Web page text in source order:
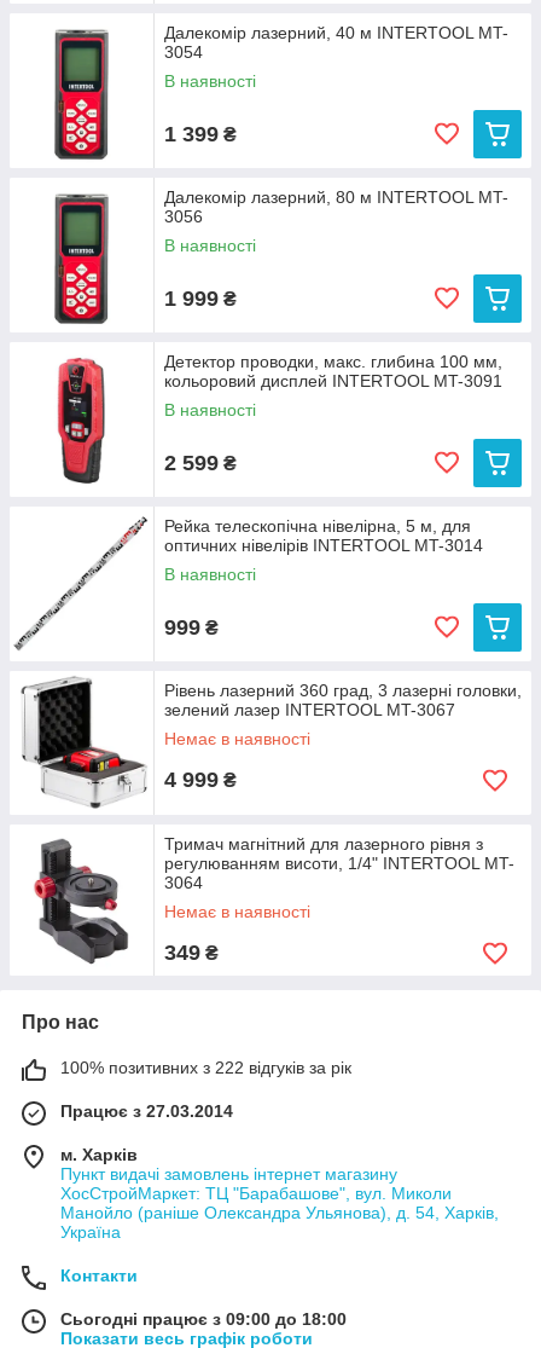
Далекомір лазерний, 40 м INTERTOOL MT-
3054
В наявності
1 399 ₴
Далекомір лазерний, 80 м INTERTOOL MT-
3056
В наявності
1 999 ₴
Детектор проводки, макс. глибина 100 мм,
кольоровий дисплей INTERTOOL MT-3091
В наявності
2 599 ₴
Рейка телескопічна нівелірна, 5 м, для
оптичних нівелірів INTERTOOL MT-3014
В наявності
999 ₴
Рівень лазерний 360 град, 3 лазерні головки,
зелений лазер INTERTOOL MT-3067
Немає в наявності
4 999 ₴
Тримач магнітний для лазерного рівня з
регулюванням висоти, 1/4" INTERTOOL MT-
3064
Немає в наявності
349 ₴
Про нас
100% позитивних з 222 відгуків за рік
Працює з 27.03.2014
м. Харків
Пункт видачі замовлень інтернет магазину
ХосСтройМаркет: ТЦ "Барабашове", вул. Миколи
Манойло (раніше Олександра Ульянова), д. 54, Харків,
Україна
Контакти
Сьогодні працює з 09:00 до 18:00
Показати весь графік роботи